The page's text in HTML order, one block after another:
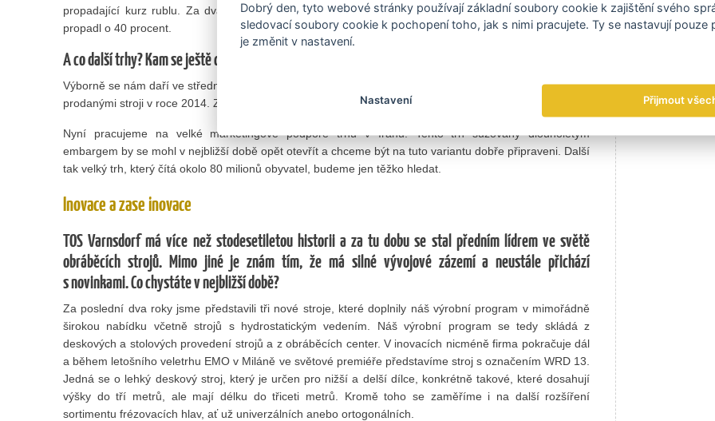
propadající kurz rublu. Za dvanáct měsíců od zavedení embarga se náš prodej do Ruské federace
propadl o 40 procent.
A co další trhy? Kam se ještě chystáte vstoupit a proč?
Výborně se nám daří ve střední, východní a severní Evropě. Tahounem zůstává Česká republika s třiceti
prodanými stroji v roce 2014. Znovu se začínáme lépe prosazovat v západní a jižní Evropě.
Nyní pracujeme na velké marketingové podpoře trhu v Íránu. Tento trh sužovaný dlouholetým
embargem by se mohl v nejbližší době opět otevřít a chceme být na tuto variantu dobře připraveni. Další
tak velký trh, který čítá okolo 80 milionů obyvatel, budeme jen těžko hledat.
Inovace a zase inovace
TOS Varnsdorf má více než stodesetiletou historii a za tu dobu se stal předním lídrem ve světě
obráběcích strojů. Mimo jiné je znám tím, že má silné vývojové zázemí a neustále přichází
s novinkami. Co chystáte v nejbližší době?
Za poslední dva roky jsme představili tři nové stroje, které doplnily náš výrobní program v mimořádně
širokou nabídku včetně strojů s hydrostatickým vedením. Náš výrobní program se tedy skládá z
deskových a stolových provedení strojů a z obráběcích center. V inovacích nicméně firma pokračuje dál
a během letošního veletrhu EMO v Miláně ve světové premiéře představíme stroj s označením WRD 13.
Jedná se o lehký deskový stroj, který je určen pro nižší a delší dílce, konkrétně takové, které dosahují
výšky do tří metrů, ale mají délku do třiceti metrů. Kromě toho se zaměříme i na další rozšíření
sortimentu frézovacích hlav, ať už univerzálních anebo ortogonálních.
Dobrý den, tyto webové stránky používají základní soubory cookie k zajištění svého
sledovací soubory cookie k pochopení toho, jak s nimi pracujete. Ty se nastavují pouze
je změnit v nastavení.
Nastavení Přijmout